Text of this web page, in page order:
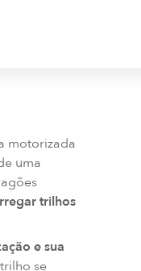
motorizada
uma
trilhos
e sua
se